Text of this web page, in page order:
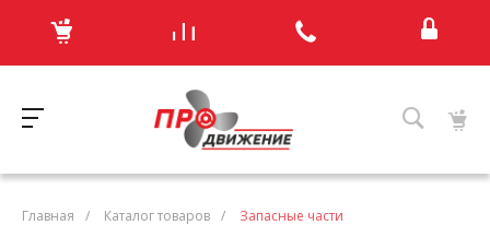
Главная / Каталог товаров / Запасные части